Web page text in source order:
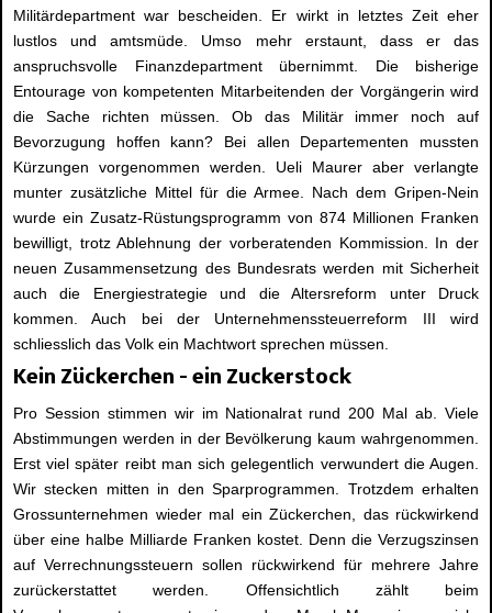
Militärdepartment war bescheiden. Er wirkt in letztes Zeit eher
lustlos und amtsmüde. Umso mehr erstaunt, dass er das
anspruchsvolle Finanzdepartment übernimmt. Die bisherige
Entourage von kompetenten Mitarbeitenden der Vorgängerin wird
die Sache richten müssen. Ob das Militär immer noch auf
Bevorzugung hoffen kann? Bei allen Departementen mussten
Kürzungen vorgenommen werden. Ueli Maurer aber verlangte
munter zusätzliche Mittel für die Armee. Nach dem Gripen-Nein
wurde ein Zusatz-Rüstungsprogramm von 874 Millionen Franken
bewilligt, trotz Ablehnung der vorberatenden Kommission. In der
neuen Zusammensetzung des Bundesrats werden mit Sicherheit
auch die Energiestrategie und die Altersreform unter Druck
kommen. Auch bei der Unternehmenssteuerreform III wird
schliesslich das Volk ein Machtwort sprechen müssen.
Kein Zückerchen – ein Zuckerstock
Pro Session stimmen wir im Nationalrat rund 200 Mal ab. Viele
Abstimmungen werden in der Bevölkerung kaum wahrgenommen.
Erst viel später reibt man sich gelegentlich verwundert die Augen.
Wir stecken mitten in den Sparprogrammen. Trotzdem erhalten
Grossunternehmen wieder mal ein Zückerchen, das rückwirkend
über eine halbe Milliarde Franken kostet. Denn die Verzugszinsen
auf Verrechnungssteuern sollen rückwirkend für mehrere Jahre
zurückerstattet werden. Offensichtlich zählt beim